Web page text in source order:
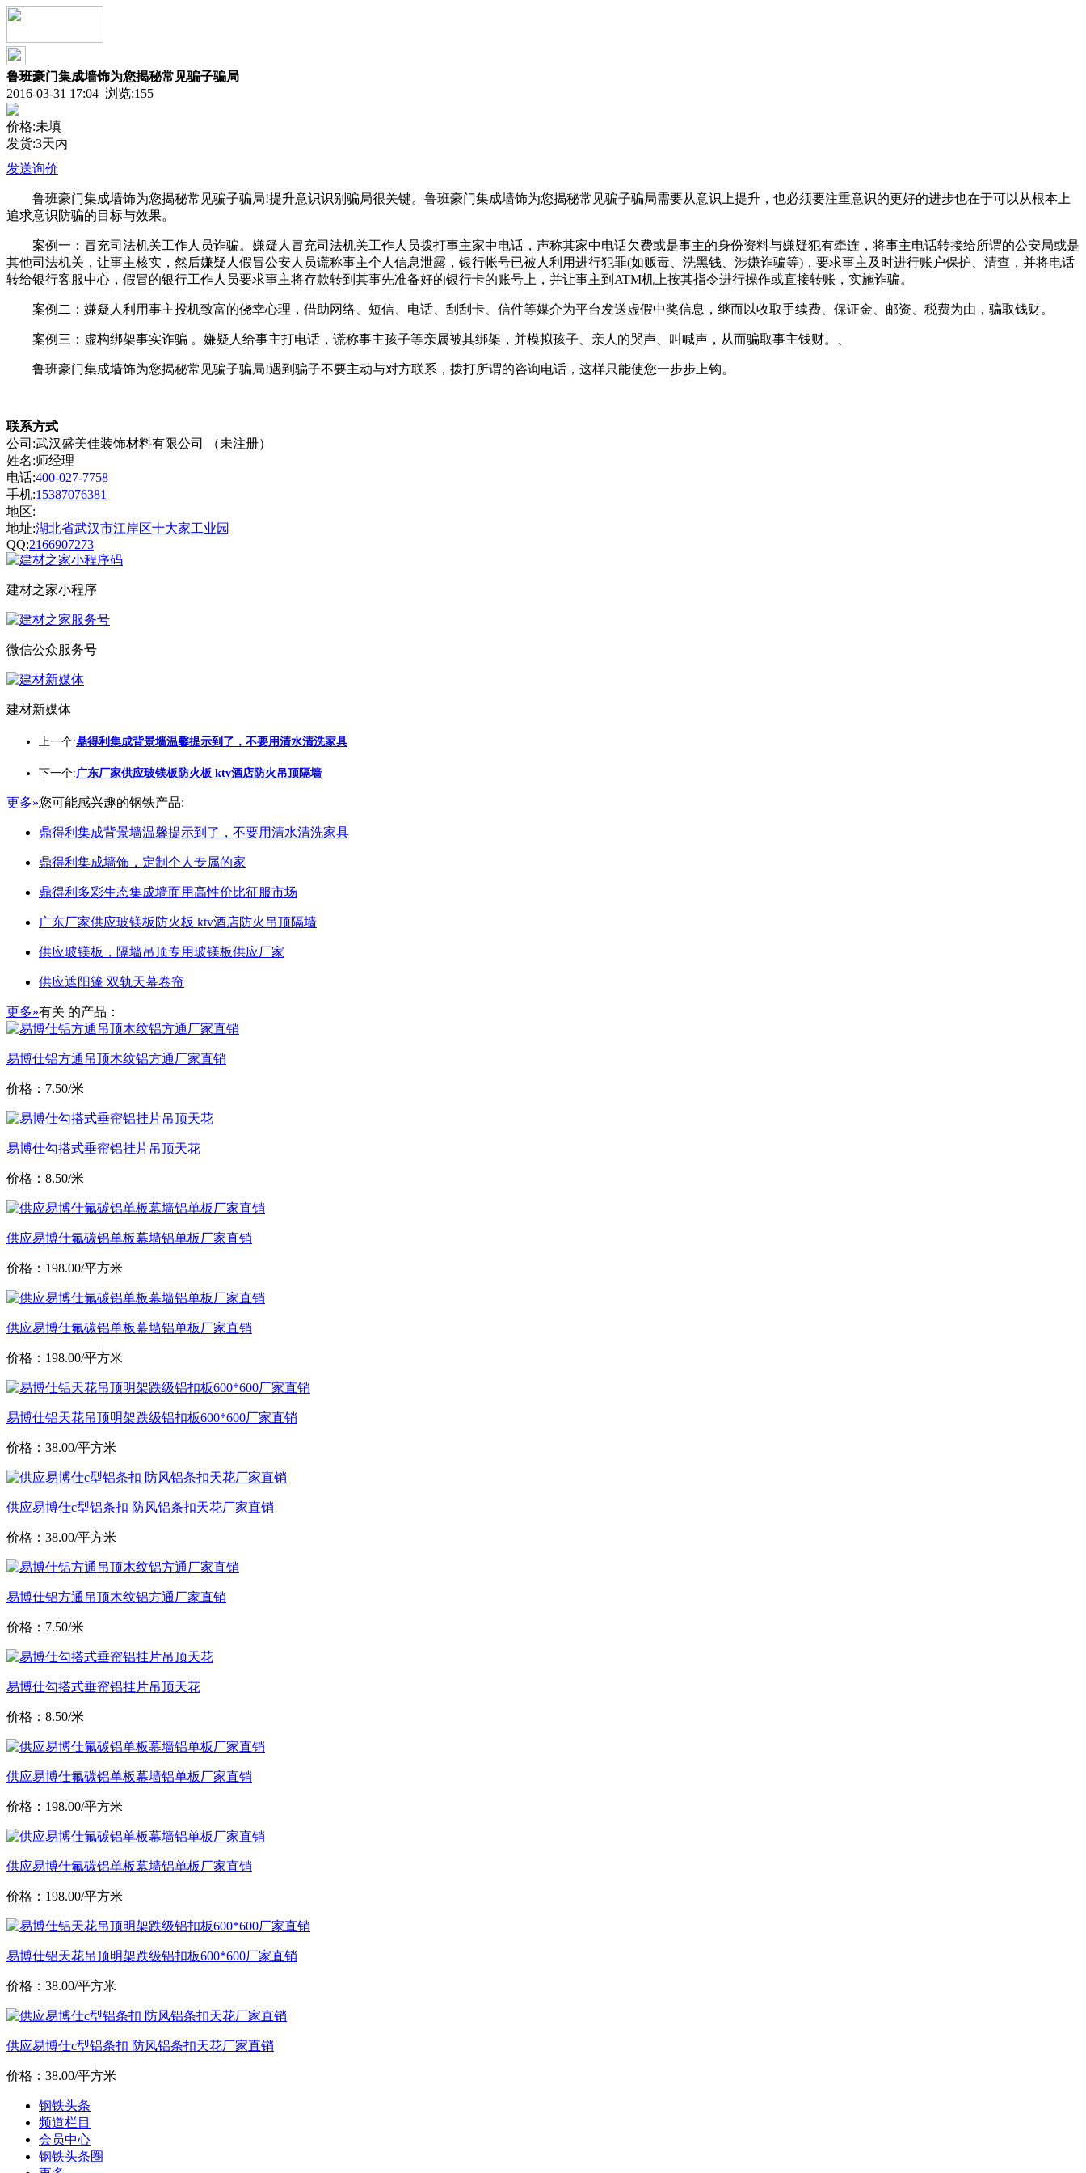
鲁班豪门集成墙饰为您揭秘常见骗子骗局
2016-03-31 17:04 浏览:155
价格:未填
发货:3天内
发送询价
鲁班豪门集成墙饰为您揭秘常见骗子骗局!提升意识识别骗局很关键。鲁班豪门集成墙饰为您揭秘常见骗子骗局需要从意识上提升，也必须要注重意识的更好的进步也在于可以从根本上
追求意识防骗的目标与效果。
案例一：冒充司法机关工作人员诈骗。嫌疑人冒充司法机关工作人员拨打事主家中电话，声称其家中电话欠费或是事主的身份资料与嫌疑犯有牵连，将事主电话转接给所谓的公安局或是
其他司法机关，让事主核实，然后嫌疑人假冒公安人员谎称事主个人信息泄露，银行帐号已被人利用进行犯罪(如贩毒、洗黑钱、涉嫌诈骗等)，要求事主及时进行账户保护、清查，并将电话
转给银行客服中心，假冒的银行工作人员要求事主将存款转到其事先准备好的银行卡的账号上，并让事主到ATM机上按其指令进行操作或直接转账，实施诈骗。
案例二：嫌疑人利用事主投机致富的侥幸心理，借助网络、短信、电话、刮刮卡、信件等媒介为平台发送虚假中奖信息，继而以收取手续费、保证金、邮资、税费为由，骗取钱财。
案例三：虚构绑架事实诈骗 。嫌疑人给事主打电话，谎称事主孩子等亲属被其绑架，并模拟孩子、亲人的哭声、叫喊声，从而骗取事主钱财。、
鲁班豪门集成墙饰为您揭秘常见骗子骗局!遇到骗子不要主动与对方联系，拨打所谓的咨询电话，这样只能使您一步步上钩。
联系方式
公司:武汉盛美佳装饰材料有限公司 （未注册）
姓名:师经理
电话:400-027-7758
手机:15387076381
地区:
地址:湖北省武汉市江岸区十大家工业园
QQ:2166907273
建材之家小程序
微信公众服务号
建材新媒体
上一个:鼎得利集成背景墙温馨提示到了，不要用清水清洗家具
下一个:广东厂家供应玻镁板防火板 ktv酒店防火吊顶隔墙
更多»您可能感兴趣的钢铁产品:
鼎得利集成背景墙温馨提示到了，不要用清水清洗家具
鼎得利集成墙饰，定制个人专属的家
鼎得利多彩生态集成墙面用高性价比征服市场
广东厂家供应玻镁板防火板 ktv酒店防火吊顶隔墙
供应玻镁板，隔墙吊顶专用玻镁板供应厂家
供应遮阳篷 双轨天幕卷帘
更多»有关 的产品：
易博仕铝方通吊顶木纹铝方通厂家直销
价格：7.50/米
易博仕勾搭式垂帘铝挂片吊顶天花
价格：8.50/米
供应易博仕氟碳铝单板幕墙铝单板厂家直销
价格：198.00/平方米
供应易博仕氟碳铝单板幕墙铝单板厂家直销
价格：198.00/平方米
易博仕铝天花吊顶明架跌级铝扣板600*600厂家直销
价格：38.00/平方米
供应易博仕c型铝条扣 防风铝条扣天花厂家直销
价格：38.00/平方米
易博仕铝方通吊顶木纹铝方通厂家直销
价格：7.50/米
易博仕勾搭式垂帘铝挂片吊顶天花
价格：8.50/米
供应易博仕氟碳铝单板幕墙铝单板厂家直销
价格：198.00/平方米
供应易博仕氟碳铝单板幕墙铝单板厂家直销
价格：198.00/平方米
易博仕铝天花吊顶明架跌级铝扣板600*600厂家直销
价格：38.00/平方米
供应易博仕c型铝条扣 防风铝条扣天花厂家直销
价格：38.00/平方米
钢铁头条
频道栏目
会员中心
钢铁头条圈